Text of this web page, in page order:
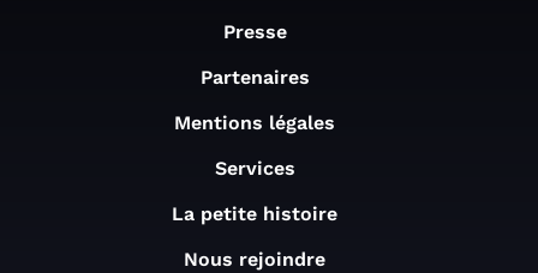
Presse
Partenaires
Mentions légales
Services
La petite histoire
Nous rejoindre